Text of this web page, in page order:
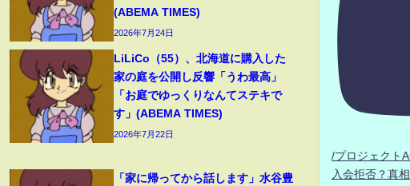
(ABEMA TIMES)
2026年7月24日
LiLiCo（55）、北海道に購入した
家の庭を公開し反響「うわ最高」
「お庭でゆっくりなんてステキで
す」(ABEMA TIMES)
2026年7月22日
「家に帰ってから話します」水谷豊
/プロジェク
入会拒否？真